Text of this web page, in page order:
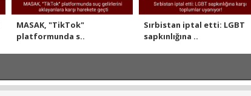
MASAK, "TikTok"
platformunda s..
Sırbistan iptal etti: LGBT
sapkınlığına ..